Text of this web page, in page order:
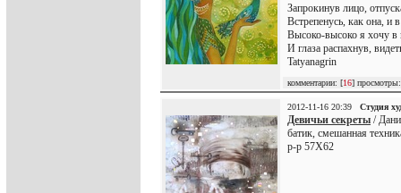
Запрокинув лицо,
Встрепенусь, как она, и
Высоко-высоко я хочу в
И глаза распахнув,
Tatyanagrin
комментарии: [16]
2012-11-16 20:39 Студия
Девичьи секреты /
батик, смешанная
р-р 57Х62